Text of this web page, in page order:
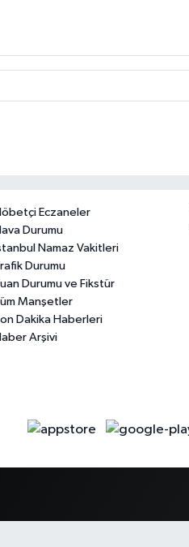
Eczaneler
Durumu
Namaz Vakitleri
Durumu
Durumu ve Fikstür
Manşetler
Dakika Haberleri
Arşivi